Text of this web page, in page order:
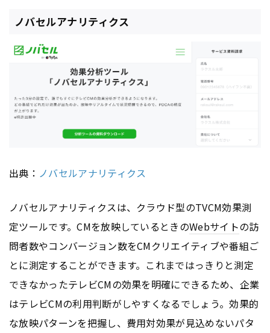
ノバセルアナリティクス
出典： ノバセルアナリティクス
ノバセルアナリティクスは、クラウド型のTVCM効果測
定ツールです。CMを放映しているときのWebサイトの訪
問者数やコンバージョン数をCMクリエイティブや番組ご
とに測定することができます。これまではっきりと測定
できなかったテレビCMの効果を明確にできるため、企業
はテレビCMの利用判断がしやすくなるでしょう。効果的
な放映パターンを把握し、費用対効果が見込めないパタ